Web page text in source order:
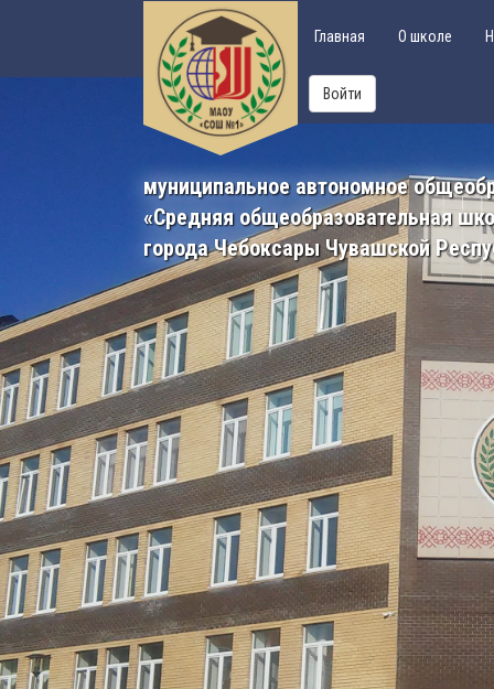
Главная О школе
Войти
муниципальное автономное
«Средняя общеобразовательная
города Чебоксары Чувашской